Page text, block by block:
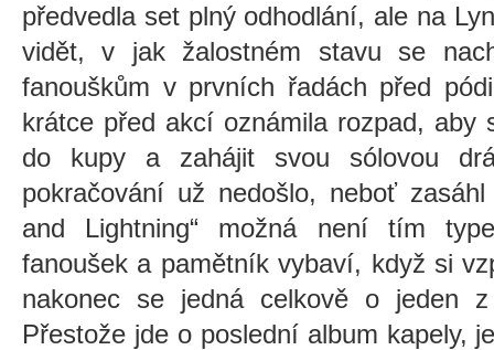
předvedla set plný odhodlání, ale na
vidět, v jak žalostném stavu se
fanouškům v prvních řadách před
krátce před akcí oznámila rozpad, aby
do kupy a zahájit svou sólovou
pokračování už nedošlo, neboť
and Lightning“ možná není tím
fanoušek a pamětník vybaví, když si
nakonec se jedná celkově o jeden
Přestože jde o poslední album kapely,